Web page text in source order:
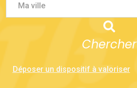
Ma ville
Chercher
Déposer un dispositif à valoriser